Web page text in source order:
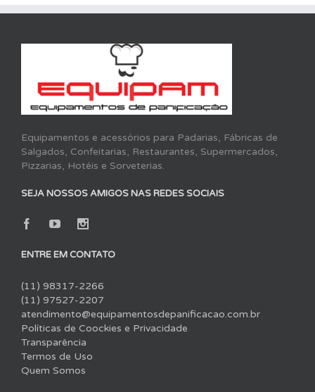
Equipamentos e acessórios para Padarias, Fábricas de
Salgados, Confeitarias, Restaurantes, Supermercados,
Pizzarias, Hotéis e Sorveterias.
SEJA NOSSOS AMIGOS NAS REDES SOCIAIS
ENTRE EM CONTATO
(11) 98317-2266
(11) 97527-2207
atendimento@equipamentosdepanificacao.com.br
Políticas de Coockies e Privacidade
Transparência
Termos de Uso
Quem Somos